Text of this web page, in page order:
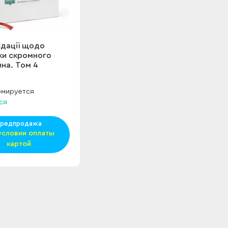
Рекомендації
щодо відпустки
дворянина. Том
4
щодо
скромного
Том 4
оплаты
картой